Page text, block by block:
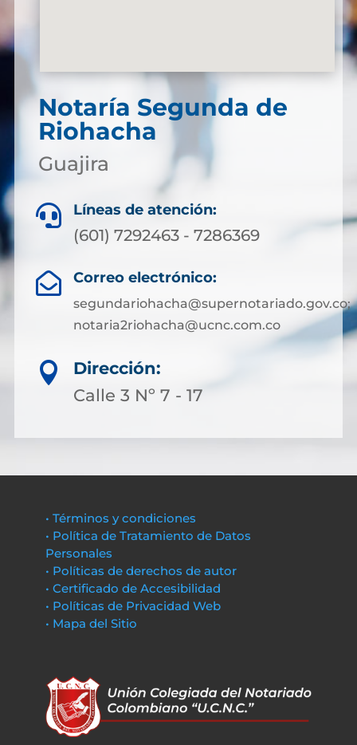
Notaría Segunda de
Riohacha
Guajira
 Líneas de atención:
(601) 7292463 - 7286369
 Correo electrónico:
segundariohacha@supernotariado.gov.co;
notaria2riohacha@ucnc.com.co

Dirección:
Calle 3 Nº 7 - 17
• Términos y condiciones
• Política de Tratamiento de Datos
Personales
• Políticas de derechos de autor
• Certificado de Accesibilidad
• Políticas de Privacidad Web
• Mapa del Sitio